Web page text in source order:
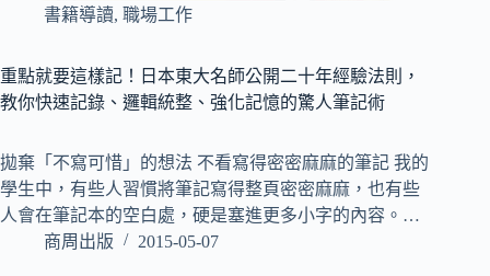
書籍導讀, 職場工作
重點就要這樣記！日本東大名師公開二十年經驗法則，
教你快速記錄、邏輯統整、強化記憶的驚人筆記術
拋棄「不寫可惜」的想法 不看寫得密密麻麻的筆記 我的
學生中，有些人習慣將筆記寫得整頁密密麻麻，也有些
人會在筆記本的空白處，硬是塞進更多小字的內容。…
商周出版
2015-05-07